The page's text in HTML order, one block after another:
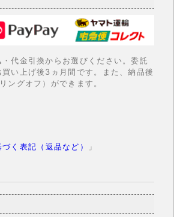
代金引換からお選びください。委託
い上げ後3ヵ月間です。また、納品後
ングオフ）ができます。
く表記（返品など）
」